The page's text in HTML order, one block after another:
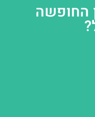
החופשה